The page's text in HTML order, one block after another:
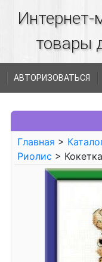
Интернет-
товары
АВТОРИЗОВАТЬСЯ
Главная >
Риолис > Кокетка